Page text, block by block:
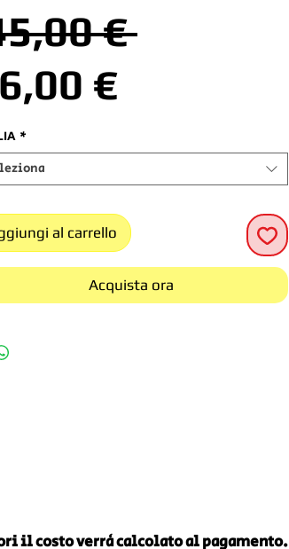
€ Prezzo
€Prezzo
*
al carrello
Acquista ora
il costo verrà calcolato al pagamento.